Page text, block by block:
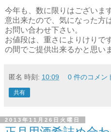
今年も、数に限りはございま
意出来たので、気になった方
お問い合わせ下さい。
お値段は、重さによりけりで
の間でご提供出来るかと思い
匿名 時刻: 10:09 0 件のコメン
共有
2013年11月26日火曜日